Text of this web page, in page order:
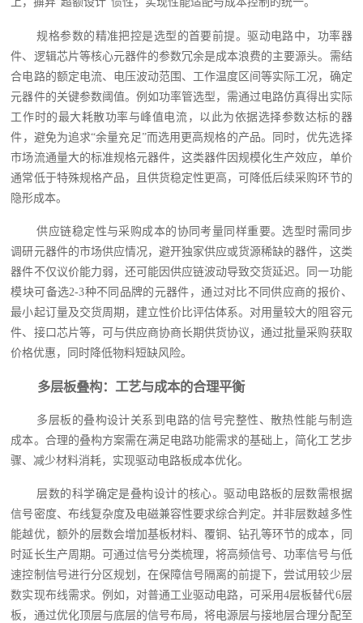
规格参数的精准把控是选型的首要前提。驱动电路中，功率器
件、逻辑芯片等核心元器件的参数冗余是成本浪费的主要源头。需结
合电路的额定电流、电压波动范围、工作温度区间等实际工况，确定
元器件的关键参数阈值。例如功率管选型，需通过电路仿真得出实际
工作时的最大耗散功率与峰值电流，以此为依据选择参数达标的器
件，避免为追求“余量充足”而选用更高规格的产品。同时，优先选择
市场流通量大的标准规格元器件，这类器件因规模化生产效应，单价
通常低于特殊规格产品，且供货稳定性更高，可降低后续采购环节的
隐形成本。
供应链稳定性与采购成本的协同考量同样重要。选型时需同步
调研元器件的市场供应情况，避开独家供应或货源稀缺的器件，这类
器件不仅议价能力弱，还可能因供应链波动导致交货延迟。同一功能
模块可备选2-3种不同品牌的元器件，通过对比不同供应商的报价、
最小起订量及交货周期，建立性价比评估体系。对用量较大的阻容元
件、接口芯片等，可与供应商协商长期供货协议，通过批量采购获取
价格优惠，同时降低物料短缺风险。
多层板叠构：工艺与成本的合理平衡
多层板的叠构设计关系到电路的信号完整性、散热性能与制造
成本。合理的叠构方案需在满足电路功能需求的基础上，简化工艺步
骤、减少材料消耗，实现驱动电路板成本优化。
层数的科学确定是叠构设计的核心。驱动电路板的层数需根据
信号密度、布线复杂度及电磁兼容性要求综合判定。并非层数越多性
能越优，额外的层数会增加基板材料、覆铜、钻孔等环节的成本，同
时延长生产周期。可通过信号分类梳理，将高频信号、功率信号与低
速控制信号进行分区规划，在保障信号隔离的前提下，尝试用较少层
数实现布线需求。例如，对普通工业驱动电路，可采用4层板替代6层
板，通过优化顶层与底层的信号布局，将电源层与接地层合理分配至